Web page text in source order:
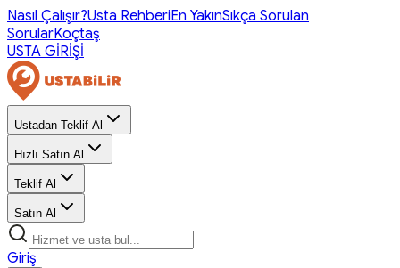
Nasıl Çalışır?Usta RehberiEn YakınSıkça Sorulan
SorularKoçtaş
USTA GİRİŞİ
Ustadan Teklif Al
Hızlı Satın Al
Teklif Al
Satın Al
Giriş